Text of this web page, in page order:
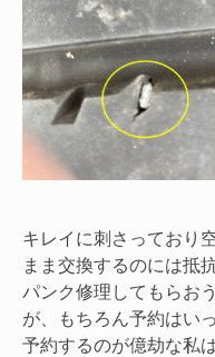
キレイに刺さっており
まま交換するのには抵
パンク修理してもらお
が、もちろん予約はいっ
予約するのが億劫な私